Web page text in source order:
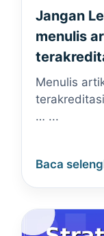
Jangan
menulis
Menulis
… ...
Baca